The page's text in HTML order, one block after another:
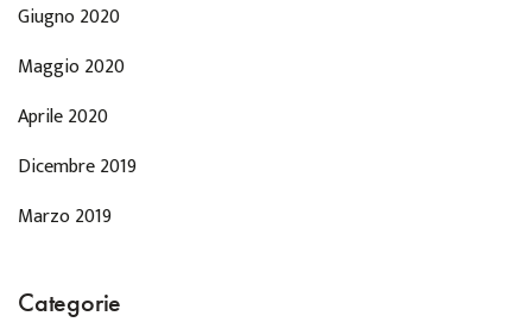
Giugno 2020
Maggio 2020
Aprile 2020
Dicembre 2019
Marzo 2019
Categorie